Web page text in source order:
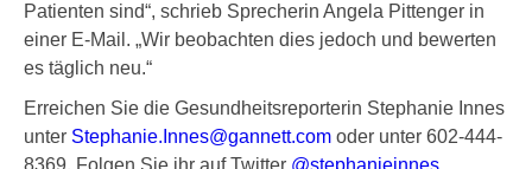
Patienten sind“, schrieb Sprecherin Angela Pittenger in
einer E-Mail. „Wir beobachten dies jedoch und bewerten
es täglich neu.“
Erreichen Sie die Gesundheitsreporterin Stephanie Innes
unter Stephanie.Innes@gannett.com oder unter 602-444-
8369. Folgen Sie ihr auf Twitter @stephanieinnes